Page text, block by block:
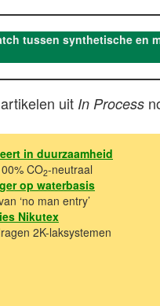
tussen synthetische en
uit In Process
in duurzaamheid
CO2-neutraal
op waterbasis
‘no man entry’
Nikutex
2K-laksystemen